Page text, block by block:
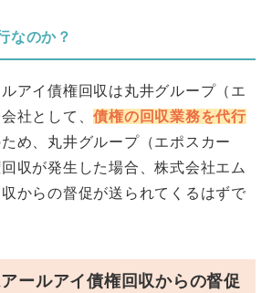
なのか？
アイ債権回収は丸井グループ（エ
社として、債権の回収業務を代行
め、丸井グループ（エポスカー
収が発生した場合、株式会社エム
からの督促が送られてくるはずで
ールアイ債権回収からの督促